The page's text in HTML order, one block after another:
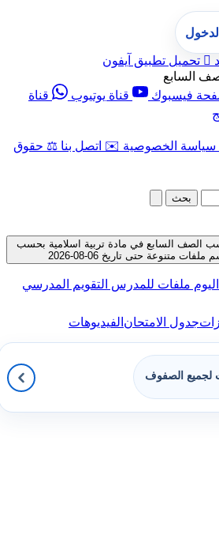
 تحميل تطبيق آيفون
السابع
فيسبوك قناة يوتيوب
قناة
سياسة الخصوصية ✉️ اتصل بنا ⚖️ حقوق
بحث
الصف السابع في مادة تربية اسلامية بحسب
متنوعة حتى تاريخ 06-08-2026
ملفات للمدرس التقويم المدرسي
جدول الامتحانالفيديوهات
لجميع الصفوف